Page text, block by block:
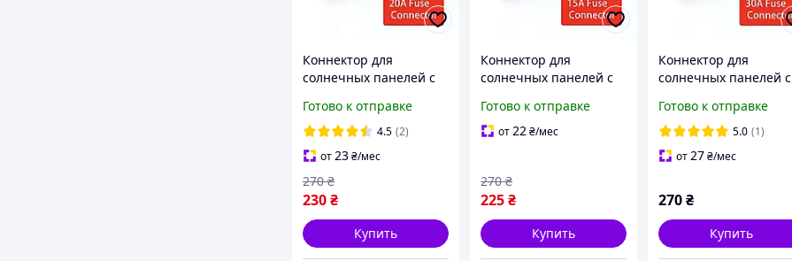
Коннектор для
солнечных панелей с
1000 V
Готово к отправке
4.5 (2)
от23₴/мес
230₴
270 ₴
Купить
Коннектор для
солнечных панелей с
1000 V
Готово к отправке
от22₴/мес
225₴
270 ₴
Купить
Коннектор для
солнечных панелей с
1000 V
Готово к отправке
5.0 (1)
от27₴/мес
270₴
Купить